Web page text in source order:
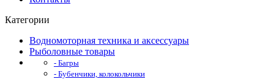
Категории
Водномоторная техника и аксессуары
Рыболовные товары
- Багры
- Бубенчики, колокольчики